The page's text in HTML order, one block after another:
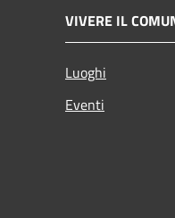
VIVERE IL
Luoghi
Eventi